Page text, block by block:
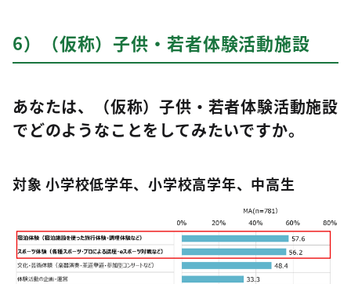
6）（仮称）子供・若者体験活動施設
あなたは、（仮称）子供・若者体験活動施設
でどのようなことをしてみたいですか。
対象 小学校低学年、小学校高学年、中高生